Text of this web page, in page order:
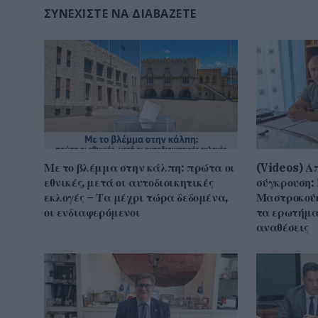
ΣΥΝΕΧΊΣΤΕ ΝΑ ΔΙΑΒΆΖΕΤΕ
Με το βλέμμα στην κάλπη: πρώτα οι
εθνικές, μετά οι αυτοδιοικητικές
εκλογές – Τα μέχρι τώρα δεδομένα,
οι ενδιαφερόμενοι
(Videos)
σύγκρουση:
τα
αναθέσεις